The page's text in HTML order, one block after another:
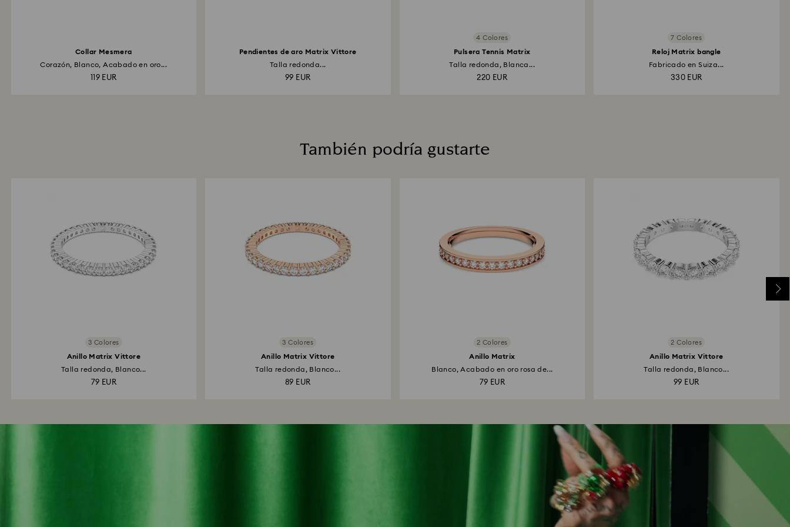
Collar Mesmera
Corazón, Blanco, Acabado en oro...
119 EUR
Pendientes de aro Matrix Vittore
Talla redonda...
99 EUR
4 Colores
Pulsera Tennis Matrix
Talla redonda, Blanca...
220 EUR
7 Colores
Reloj Matrix bangle
Fabricado en Suiza...
330 EUR
También podría gustarte
3 Colores
Anillo Matrix Vittore
Talla redonda, Blanco...
79 EUR
3 Colores
Anillo Matrix Vittore
Talla redonda, Blanco...
89 EUR
2 Colores
Anillo Matrix
Blanco, Acabado en oro rosa de...
79 EUR
2 Colores
Anillo Matrix Vittore
Talla redonda, Blanco...
99 EUR